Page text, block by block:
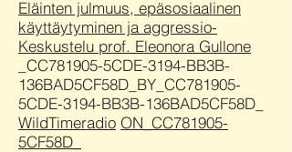
Eläinten julmuus, epäsosiaalinen
käyttäytyminen ja aggressio-
Keskustelu prof. Eleonora Gullone
_CC781905-5CDE-3194-BB3B-
136BAD5CF58D_BY_CC781905-
5CDE-3194-BB3B-136BAD5CF58D_
WildTimeradio ON_CC781905-
5CF58D_